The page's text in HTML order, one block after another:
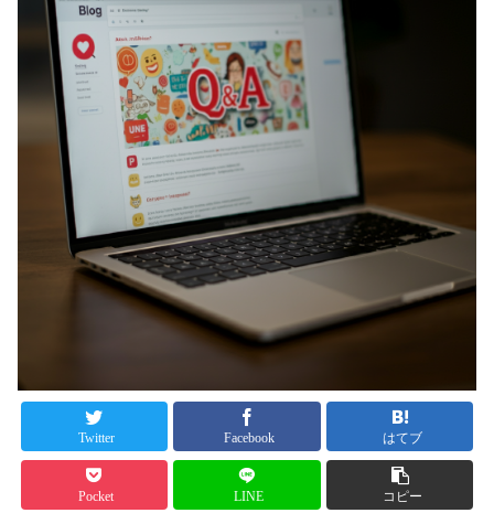
Twitter Facebook はてブ
Pocket LINE コピー